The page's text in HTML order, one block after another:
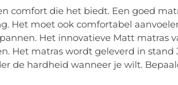
comfort die het biedt. Een goed
Het moet ook comfortabel
Het innovatieve Matt matras
Het matras wordt geleverd in stand
de hardheid wanneer je wilt.